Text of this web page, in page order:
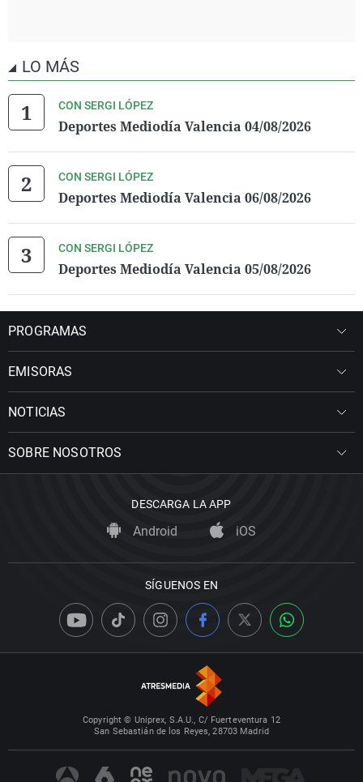
LO MÁS
CON SERGI LÓPEZ
Deportes Mediodía Valencia 04/08/2026
CON SERGI LÓPEZ
Deportes Mediodía Valencia 06/08/2026
CON SERGI LÓPEZ
Deportes Mediodía Valencia 05/08/2026
PROGRAMAS
EMISORAS
NOTICIAS
SOBRE NOSOTROS
DESCARGA LA APP
Android iOS
SÍGUENOS EN
Copyright © Uniprex, S.A.U., C/ Fuerteventura 12
San Sebastián de los Reyes, 28703 Madrid